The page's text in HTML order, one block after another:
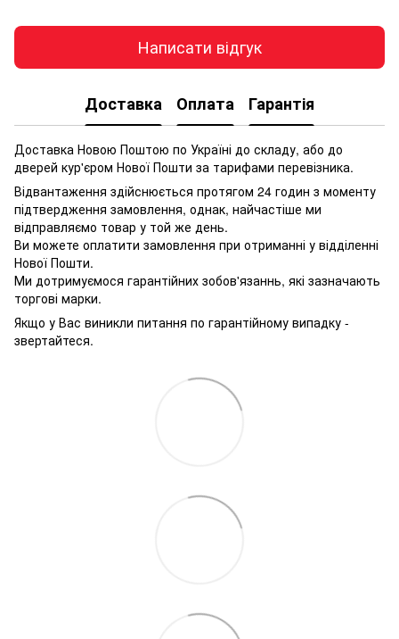
Написати відгук
Доставка Оплата Гарантія
Доставка Новою Поштою по Україні до складу, або до
дверей кур'єром Нової Пошти за тарифами перевізника.
Відвантаження здійснюється протягом 24 годин з моменту
підтвердження замовлення, однак, найчастіше ми
відправляємо товар у той же день.
Ви можете оплатити замовлення при отриманні у відділенні
Нової Пошти.
Ми дотримуємося гарантійних зобов'язаннь, які зазначають
торгові марки.
Якщо у Вас виникли питання по гарантійному випадку -
звертайтеся.